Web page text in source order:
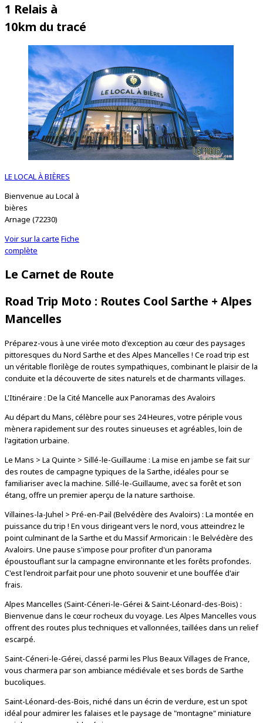
1 Relais à
10km du tracé
LE LOCAL À BIÈRES
Bienvenue au Local à
bières
Arnage (72230)
Voir sur la carte Fiche
complète
Le Carnet de Route
Road Trip Moto : Routes Cool Sarthe + Alpes
Mancelles
Préparez-vous à une virée moto d'exception au cœur des paysages
pittoresques du Nord Sarthe et des Alpes Mancelles ! Ce road trip est
un véritable florilège de routes sympathiques, combinant le plaisir de la
conduite et la découverte de sites naturels et de charmants villages.
L'Itinéraire : De la Cité Mancelle aux Panoramas des Avaloirs
Au départ du Mans, célèbre pour ses 24 Heures, votre périple vous
mènera rapidement sur des routes sinueuses et agréables, loin de
l'agitation urbaine.
Le Mans > La Quinte > Sillé-le-Guillaume : La mise en jambe se fait sur
des routes de campagne typiques de la Sarthe, idéales pour se
familiariser avec la machine. Sillé-le-Guillaume, avec sa forêt et son
étang, offre un premier aperçu de la nature sarthoise.
Villaines-la-Juhel > Pré-en-Pail (Belvédère des Avaloirs) : La montée en
puissance du trip ! En vous dirigeant vers le nord, vous atteindrez le
point culminant de la Sarthe et du Massif Armoricain : le Belvédère des
Avaloirs. Une pause s'impose pour profiter d'un panorama
époustouflant sur la campagne environnante et les forêts profondes.
C'est l'endroit parfait pour une photo souvenir et une bouffée d'air
frais.
Alpes Mancelles (Saint-Céneri-le-Gérei & Saint-Léonard-des-Bois) :
Bienvenue dans le cœur rocheux du voyage. Les Alpes Mancelles vous
offrent des routes plus techniques et vallonnées, taillées dans un relief
escarpé.
Saint-Céneri-le-Gérei, classé parmi les Plus Beaux Villages de France,
vous charmera par son ambiance médiévale et ses bords de Sarthe
bucoliques.
Saint-Léonard-des-Bois, niché dans un écrin de verdure, est un spot
idéal pour admirer les falaises et le paysage de "montagne" miniature